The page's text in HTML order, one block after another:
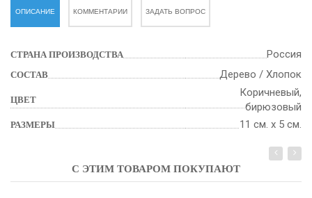
ОПИСАНИЕ КОММЕНТАРИИ ЗАДАТЬ ВОПРОС
СТРАНА ПРОИЗВОДСТВА Россия
СОСТАВ Дерево / Хлопок
ЦВЕТ
Коричневый,
бирюзовый
РАЗМЕРЫ 11 см. х 5 см.
С ЭТИМ ТОВАРОМ ПОКУПАЮТ